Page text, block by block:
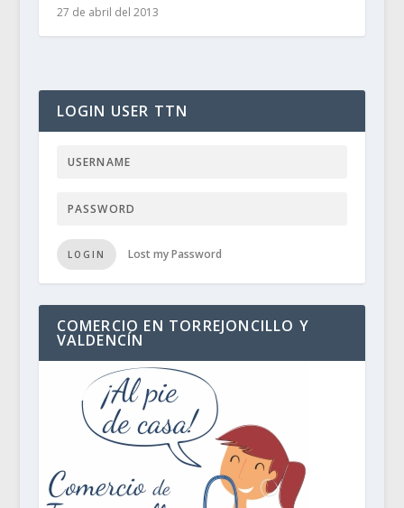
27 de abril del 2013
LOGIN USER TTN
LOGIN Lost my Password
COMERCIO EN TORREJONCILLO Y
VALDENCÍN